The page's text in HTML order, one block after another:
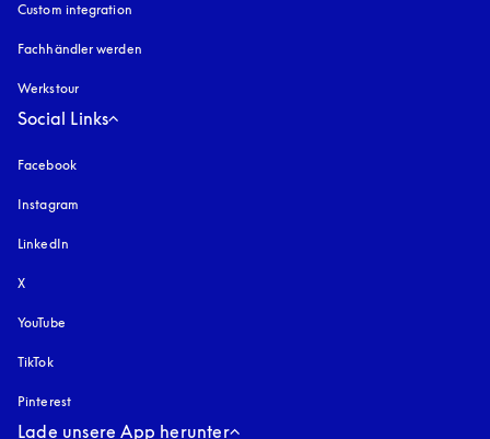
Custom integration
Fachhändler werden
Werkstour
Social Links
Facebook
Instagram
LinkedIn
X
YouTube
TikTok
Pinterest
Lade unsere App herunter